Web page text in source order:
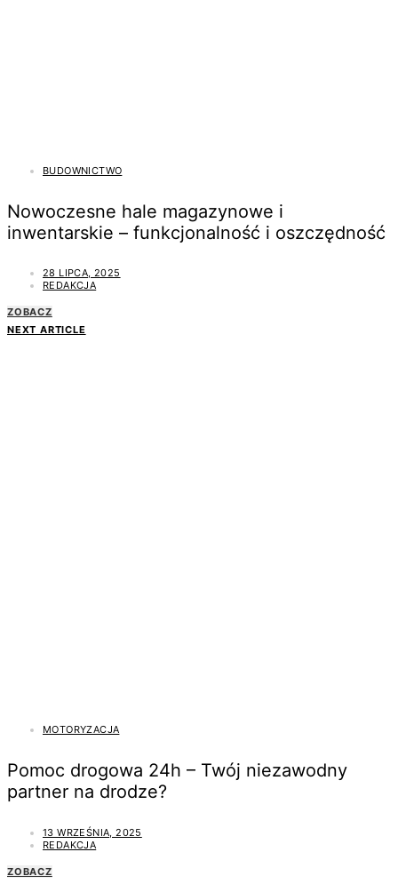
BUDOWNICTWO
Nowoczesne hale magazynowe i
inwentarskie – funkcjonalność i oszczędność
28 LIPCA, 2025
REDAKCJA
ZOBACZ
NEXT ARTICLE
MOTORYZACJA
Pomoc drogowa 24h – Twój niezawodny
partner na drodze?
13 WRZEŚNIA, 2025
REDAKCJA
ZOBACZ